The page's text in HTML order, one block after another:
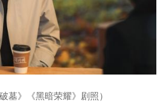
墓》《黑暗荣耀》剧照）